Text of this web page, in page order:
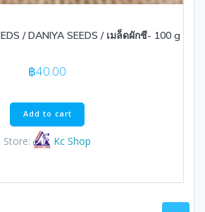
/ DANIYA SEEDS / เมล็ดผักชี- 100 g
฿40.00
Add to cart
Store: Kc Shop